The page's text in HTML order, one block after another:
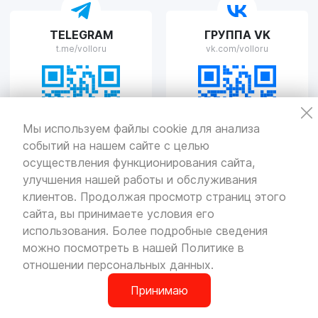
Мы используем файлы cookie для анализа
событий на нашем сайте с целью
осуществления функционирования сайта,
улучшения нашей работы и обслуживания
клиентов. Продолжая просмотр страниц этого
сайта, вы принимаете условия его
использования. Более подробные сведения
можно посмотреть в нашей Политике в
отношении персональных данных.
Принимаю
VOLLO Рязань
г. Рязань, улица Островского, д.109/2
Пн-Пт с 9:00 до 20:00, Сб-Вс выходной
VOLLO Тверь
г. Тверь, проспект Николая Корыткова, 17А
Пн-Пт с 9:00 до 19:00 Сб-Вс с 10:00 до 19:00
TELEGRAM
t.me/volloru
ГРУППА VK
vk.com/volloru
© Все права защищены. Информация сайта защищена законом
об авторских правах.
Политикаконфиденциальности
Разработкаи продвижение — «SeoOlimp»